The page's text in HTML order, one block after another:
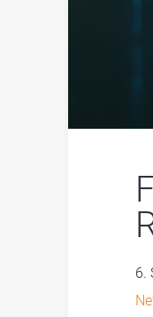
6.